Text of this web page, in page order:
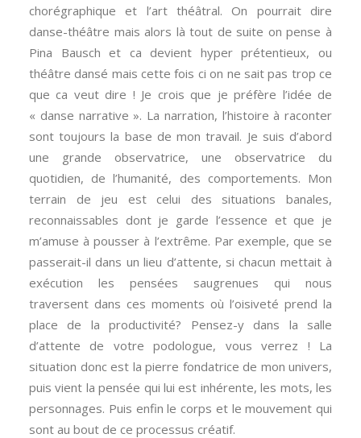
chorégraphique et l’art théâtral. On pourrait dire
danse-théâtre mais alors là tout de suite on pense à
Pina Bausch et ca devient hyper prétentieux, ou
théâtre dansé mais cette fois ci on ne sait pas trop ce
que ca veut dire ! Je crois que je préfère l’idée de
« danse narrative ». La narration, l’histoire à raconter
sont toujours la base de mon travail. Je suis d’abord
une grande observatrice, une observatrice du
quotidien, de l’humanité, des comportements. Mon
terrain de jeu est celui des situations banales,
reconnaissables dont je garde l’essence et que je
m’amuse à pousser à l’extrême. Par exemple, que se
passerait-il dans un lieu d’attente, si chacun mettait à
exécution les pensées saugrenues qui nous
traversent dans ces moments où l’oisiveté prend la
place de la productivité? Pensez-y dans la salle
d’attente de votre podologue, vous verrez ! La
situation donc est la pierre fondatrice de mon univers,
puis vient la pensée qui lui est inhérente, les mots, les
personnages. Puis enfin le corps et le mouvement qui
sont au bout de ce processus créatif.